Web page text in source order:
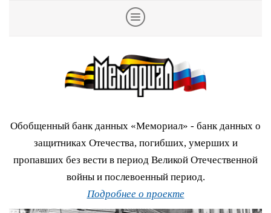
Обобщенный банк данных «Мемориал» - банк данных о
защитниках Отечества, погибших, умерших и
пропавших без вести в период Великой Отечественной
войны и послевоенный период.
Подробнее о проекте